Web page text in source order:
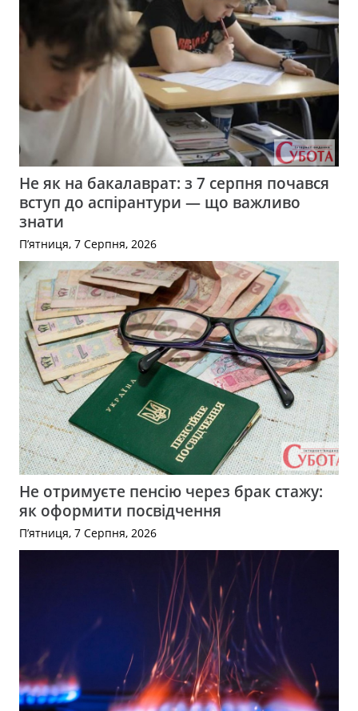
Не як на бакалаврат: з 7 серпня почався
вступ до аспірантури — що важливо
знати
П’ятниця, 7 Серпня, 2026
Не отримуєте пенсію через брак стажу:
як оформити посвідчення
П’ятниця, 7 Серпня, 2026